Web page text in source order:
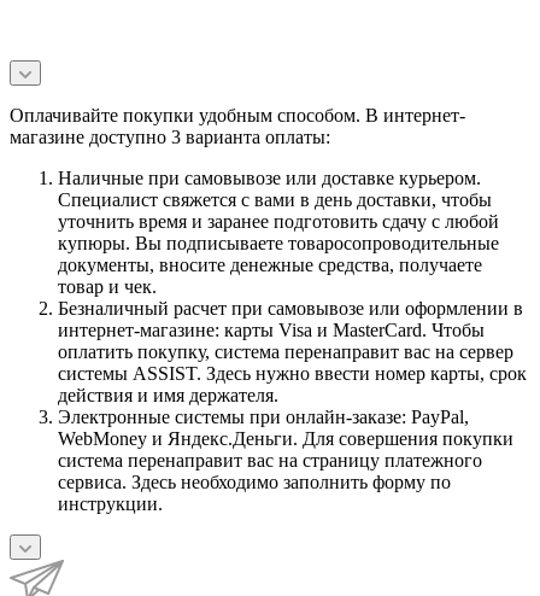
Оплачивайте покупки удобным способом. В интернет-
магазине доступно 3 варианта оплаты:
Наличные при самовывозе или доставке курьером.
Специалист свяжется с вами в день доставки, чтобы
уточнить время и заранее подготовить сдачу с любой
купюры. Вы подписываете товаросопроводительные
документы, вносите денежные средства, получаете
товар и чек.
Безналичный расчет при самовывозе или оформлении в
интернет-магазине: карты Visa и MasterCard. Чтобы
оплатить покупку, система перенаправит вас на сервер
системы ASSIST. Здесь нужно ввести номер карты, срок
действия и имя держателя.
Электронные системы при онлайн-заказе: PayPal,
WebMoney и Яндекс.Деньги. Для совершения покупки
система перенаправит вас на страницу платежного
сервиса. Здесь необходимо заполнить форму по
инструкции.